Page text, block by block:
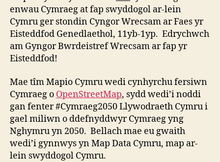
enwau Cymraeg at fap swyddogol ar-lein
Cymru ger stondin Cyngor Wrecsam ar Faes yr
Eisteddfod Genedlaethol, 11yb-1yp. Edrychwch
am Gyngor Bwrdeistref Wrecsam ar fap yr
Eisteddfod!
Mae tîm Mapio Cymru wedi cynhyrchu fersiwn
Cymraeg o OpenStreetMap, sydd wedi’i noddi
gan fenter #Cymraeg2050 Llywodraeth Cymru i
gael miliwn o ddefnyddwyr Cymraeg yng
Nghymru yn 2050. Bellach mae eu gwaith
wedi’i gynnwys yn Map Data Cymru, map ar-
lein swyddogol Cymru.